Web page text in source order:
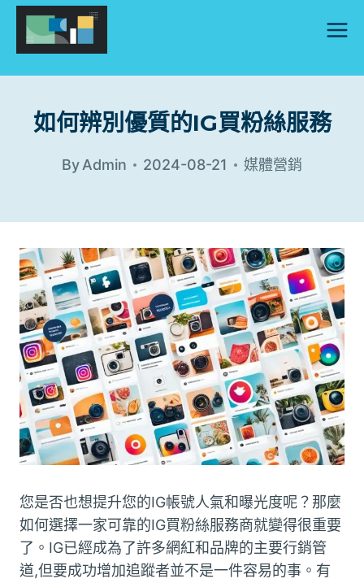
Skip
content
如何辨別優質的IG買粉絲服務
ByAdmin 2024-08-21 媒體營銷
您是否也想提升您的IG帳號人氣和曝光度呢？那麼
如何選擇一家可靠的IG買粉絲服務商就變得很重要
了。IG已經成為了許多網紅和品牌的主要行銷管
道,但要成功增加追蹤者並不是一件容易的事。有